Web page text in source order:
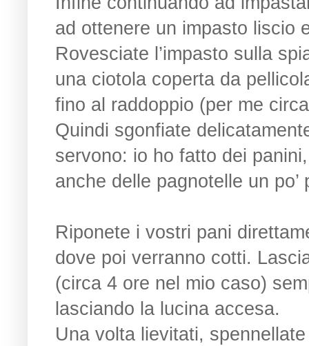
ad ottenere un impasto liscio
Rovesciate l’impasto sulla
una ciotola coperta da
fino al raddoppio (per me
Quindi sgonfiate
servono: io ho fatto dei
anche delle pagnotelle un po’
Riponete i vostri pani
dove poi verranno cotti.
(circa 4 ore nel mio caso)
lasciando la lucina accesa.
Una volta lievitati,